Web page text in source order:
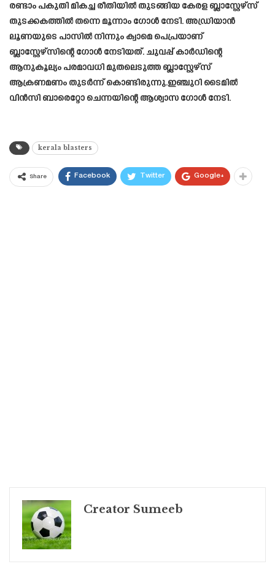
രണ്ടാം പകുതി മികച്ച രീതിയിൽ തുടങ്ങിയ കേരള ബ്ലാസ്റ്റേഴ്‌സ്
തുടക്കകത്തിൽ തന്നെ മൂന്നാം ഗോൾ നേടി. അഡ്രിയാൻ
ലൂണയുടെ പാസിൽ നിന്നും ക്വാമെ പെപ്രയാണ്
ബ്ലാസ്റ്റേഴ്സിന്റെ ഗോൾ നേടിയത്. ചുവപ്പ് കാർഡിന്റെ
ആനുകൂല്യം പരമാവധി മുതലെടുത്ത ബ്ലാസ്റ്റേഴ്‌സ്
ആക്രണമണം തുടർന്ന് കൊണ്ടിരുന്നു.ഇഞ്ചുറി ടൈമിൽ
വിൻസി ബാരെറ്റോ ചെന്നയിന്റെ ആശ്വാസ ഗോൾ നേടി.
kerala blasters
Share Facebook Twitter Google+
Creator Sumeeb